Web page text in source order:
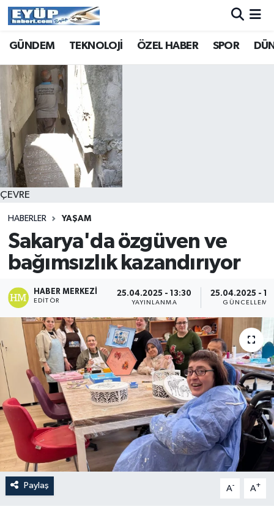
GÜNDEM TEKNOLOJİ ÖZEL HABER SPOR
ÇEVRE
HABERLER YAŞAM
Sakarya'da özgüven ve
bağımsızlık kazandırıyor
HABER MERKEZI
EDITÖR
25.04.2025 - 13:30
YAYINLANMA
25.04.2025 -
GÜNCELLEME
Paylaş A- A+